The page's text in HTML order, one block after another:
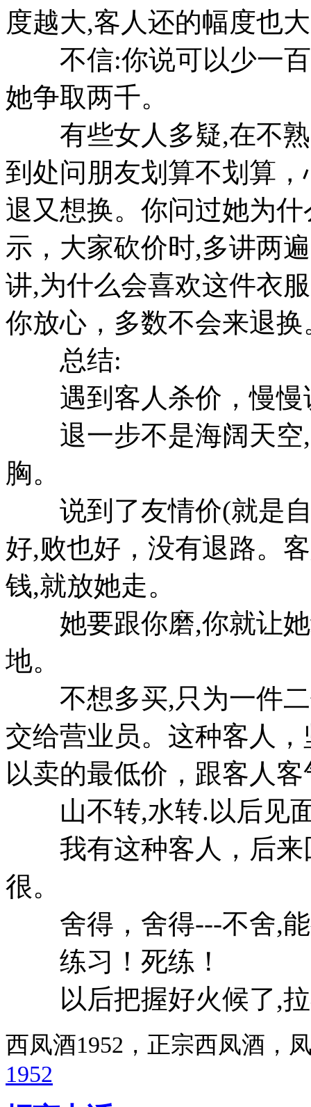
度越大,客人还的幅度也
不信:你说可以少一百,
她争取两千。
有些女人多疑,在不熟
到处问朋友划算不划算
退又想换。你问过她为
示，大家砍价时,多讲两
讲,为什么会喜欢这件衣
你放心，多数不会来退换
总结:
遇到客人杀价，慢慢
退一步不是海阔天空,
胸。
说到了友情价(就是自
好,败也好，没有退路。
钱,就放她走。
她要跟你磨,你就让她
地。
不想多买,只为一件二
交给营业员。这种客人
以卖的最低价，跟客人
山不转,水转.以后见面
我有这种客人，后来
很。
舍得，舍得---不舍,能
练习！死练！
以后把握好火候了,拉
西凤酒1952，正宗西凤酒
1952